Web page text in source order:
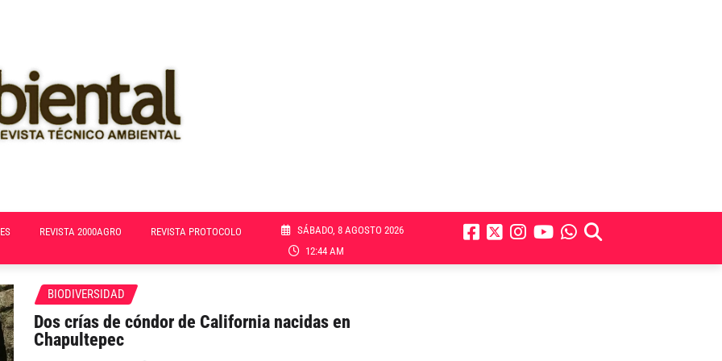
REVISTA 2000AGRO REVISTA PROTOCOLO
SÁBADO, 8 AGOSTO 2026
12:44 AM
BIODIVERSIDAD
Dos crías de cóndor de California nacidas en
Chapultepec